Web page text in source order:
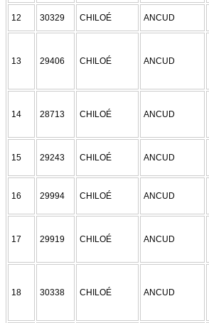
12 30329 CHILOÉ ANCUD
13 29406 CHILOÉ ANCUD
14 28713 CHILOÉ ANCUD
15 29243 CHILOÉ ANCUD
16 29994 CHILOÉ ANCUD
17 29919 CHILOÉ ANCUD
18 30338 CHILOÉ ANCUD